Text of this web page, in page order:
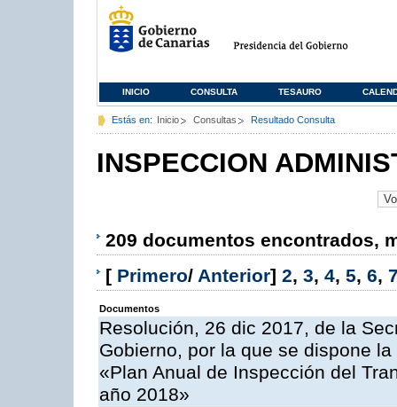
INICIO CONSULTA TESAURO
Estás en: Inicio Consultas Resultado Consulta
INSPECCION
209 documentos encontrados,
[ Primero/ Anterior] 2, 3, 4, 5, 6,
Documentos
Resolución, 26 dic 2017, de la
Gobierno, por la que se dispone
«Plan Anual de Inspección del
año 2018»